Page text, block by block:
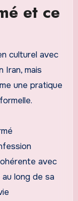
et ce
culturel avec
Iran, mais
une pratique
avec
au long de sa